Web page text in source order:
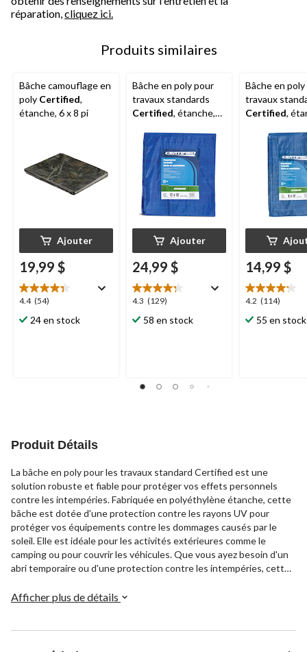
réparation,cliquez ici.
Produits similaires
Bâche camouflage en
poly Certified,
étanche, 6 x 8 pi
Ajouter
19,99 $
4.4 (54)
4.4
étoile(s)
sur
24 en stock
Bâche en poly pour
travaux standards
Certified, étanche,
Ajouter
24,99 $
4.3 (129)
4.3
étoile(s)
sur
58 en stock
Bâche en
travaux
Certified,
14,99 $
4.2 (114)
4.2
étoile(s)
sur
55 en stock
Produit Détails
La bâche en poly pour les travaux standard Certified est une
solution robuste et fiable pour protéger vos effets personnels
contre les intempéries. Fabriquée en polyéthylène étanche, cette
bâche est dotée d'une protection contre les rayons UV pour
protéger vos équipements contre les dommages causés par le
soleil. Elle est idéale pour les activités extérieures comme le
camping ou pour couvrir les véhicules. Que vous ayez besoin d'un
abri temporaire ou d'une protection contre les intempéries, cette
Afficher plus de détails